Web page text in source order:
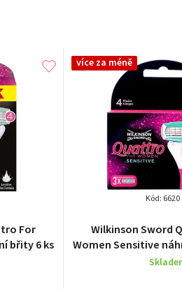
For
břity 6 ks
více za méně
Wilkinson Sword
Women Sensitive
Kód: 6620